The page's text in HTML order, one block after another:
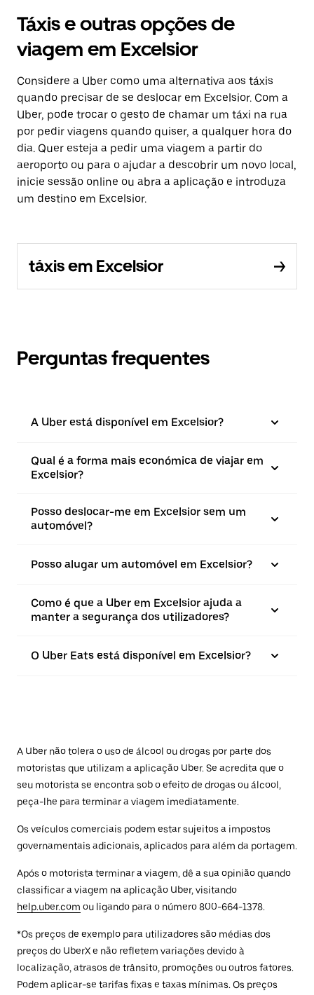
Táxis e outras opções de
viagem em Excelsior
Considere a Uber como uma alternativa aos táxis
quando precisar de se deslocar em Excelsior. Com a
Uber, pode trocar o gesto de chamar um táxi na rua
por pedir viagens quando quiser, a qualquer hora do
dia. Quer esteja a pedir uma viagem a partir do
aeroporto ou para o ajudar a descobrir um novo local,
inicie sessão online ou abra a aplicação e introduza
um destino em Excelsior.
táxis em Excelsior
Perguntas frequentes
A Uber está disponível em Excelsior?
Qual é a forma mais económica de viajar em
Excelsior?
Posso deslocar-me em Excelsior sem um
automóvel?
Posso alugar um automóvel em Excelsior?
Como é que a Uber em Excelsior ajuda a
manter a segurança dos utilizadores?
O Uber Eats está disponível em Excelsior?
A Uber não tolera o uso de álcool ou drogas por parte dos
motoristas que utilizam a aplicação Uber. Se acredita que o
seu motorista se encontra sob o efeito de drogas ou álcool,
peça-lhe para terminar a viagem imediatamente.
Os veículos comerciais podem estar sujeitos a impostos
governamentais adicionais, aplicados para além da portagem.
Após o motorista terminar a viagem, dê a sua opinião quando
classificar a viagem na aplicação Uber, visitando
help.uber.com ou ligando para o número 800-664-1378.
*Os preços de exemplo para utilizadores são médias dos
preços do UberX e não refletem variações devido à
localização, atrasos de trânsito, promoções ou outros fatores.
Podem aplicar-se tarifas fixas e taxas mínimas. Os preços